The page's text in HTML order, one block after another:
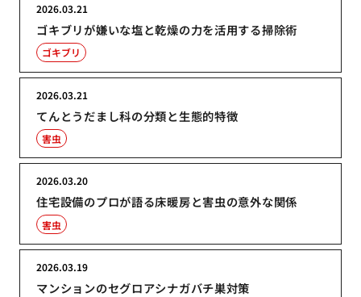
ゴキブリが嫌いな塩と乾燥の力を活用する掃除術
2026.03.21
ゴキブリ
てんとうだまし科の分類と生態的特徴
2026.03.21
害虫
住宅設備のプロが語る床暖房と害虫の意外な関係
2026.03.20
害虫
マンションのセグロアシナガバチ巣対策
2026.03.19